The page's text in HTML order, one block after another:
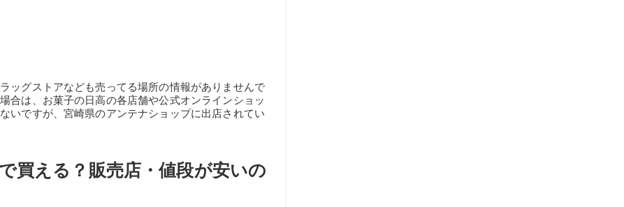
ッグストアなども売ってる場所の情報がありませんで
合は、お菓子の日高の各店舗や公式オンラインショッ
いですが、宮崎県のアンテナショップに出店されてい
買える？販売店・値段が安いの